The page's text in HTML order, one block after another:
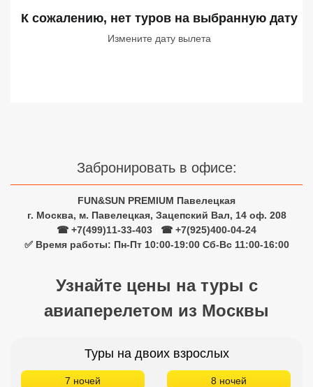
К сожалению, нет туров на выбранную дату
Измените дату вылета
Забронировать в офисе:
FUN&SUN PREMIUM Павелецкая
г. Москва, м. Павелецкая, Зацепский Вал, 14 оф. 208
☎ +7(499)11-33-403
☎ +7(925)400-04-24
✅ Время работы: Пн-Пт 10:00-19:00 Сб-Вс 11:00-16:00
Узнайте цены на туры с
авиаперелетом из Москвы
Туры на двоих взрослых
7 ночей 8 ночей
Сетевые отели Турции
Сетевые отели Египта
Сетевые отели Вьетнама
Сетевые отели Мальдив
Сетевые отели Бали
Сетевые отели Сейшел
Сетевые отели Маврикия